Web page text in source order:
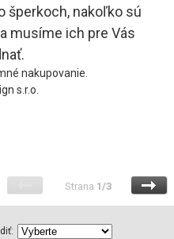
šperkoch, nakoľko sú
musíme ich pre Vás
nakupovanie.
s.r.o.
Strana 1/3